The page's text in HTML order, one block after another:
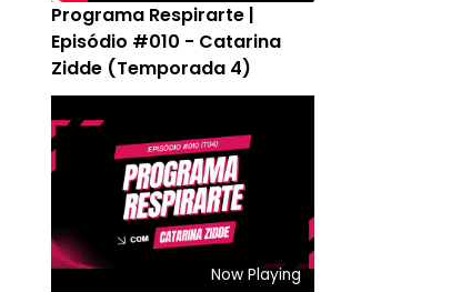
Programa Respirarte |
Episódio #010 - Catarina
Zidde (Temporada 4)
Now Playing